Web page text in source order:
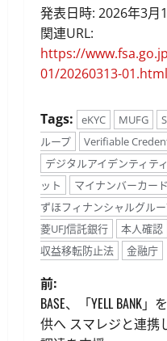
発表日時: 2026年3月
関連URL:
https://
01/20260313-01.html
Tags: eKYC MUFG
ループ
Verifiable
デジタルアイデンティテ
ット
マイナンバーカード
ずほフィナンシャルグル
菱UFJ信託銀行
本人確認
収益移転防止法
金融庁
投
稿
前:
BASE、「YELL BANK」
供へ スマレジと連携